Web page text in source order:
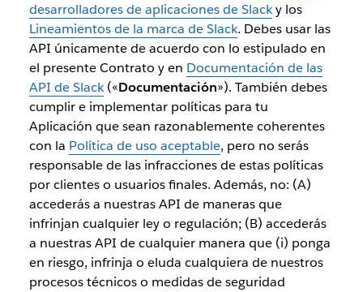
desarrolladores de aplicaciones de Slacky los
Lineamientos de la marca de Slack. Debes usar las
API únicamente de acuerdo con lo estipulado en
el presente Contrato y en Documentación de las
API de Slack(«Documentación»). También debes
cumplir e implementar políticas para tu
Aplicación que sean razonablemente coherentes
con la Política de uso aceptable, pero no serás
responsable de las infracciones de estas políticas
por clientes o usuarios finales. Además, no: (A)
accederás a nuestras API de maneras que
infrinjan cualquier ley o regulación; (B) accederás
a nuestras API de cualquier manera que (i) ponga
en riesgo, infrinja o eluda cualquiera de nuestros
procesos técnicos o medidas de seguridad